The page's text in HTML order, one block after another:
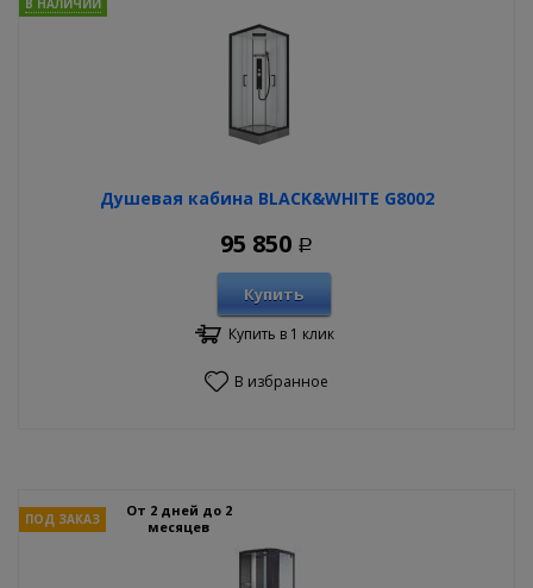
Душевая кабина BLACK&WHITE G8002
В НАЛИЧИИ
95 850 Р
Купить
Купить в 1 клик
В избранное
ПОД ЗАКАЗ
От 2 дней до 2
месяцев